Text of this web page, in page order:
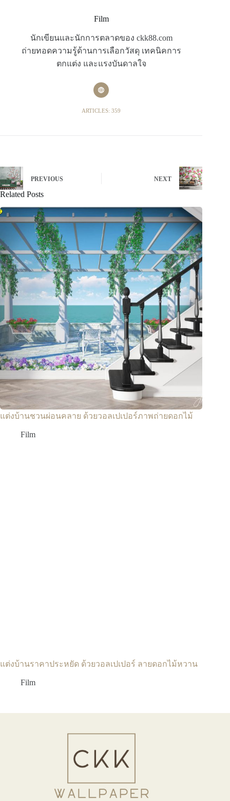
Film
นักเขียนและนักการตลาดของ ckk88.com
ถ่ายทอดความรู้ด้านการเลือกวัสดุ เทคนิคการ
ตกแต่ง และแรงบันดาลใจ
ARTICLES: 359
PREVIOUS NEXT
Related Posts
แต่งบ้านชวนผ่อนคลาย ด้วยวอลเปเปอร์ภาพถ่ายดอกไม้
Film
แต่งบ้านราคาประหยัด ด้วยวอลเปเปอร์ ลายดอกไม้หวาน
Film